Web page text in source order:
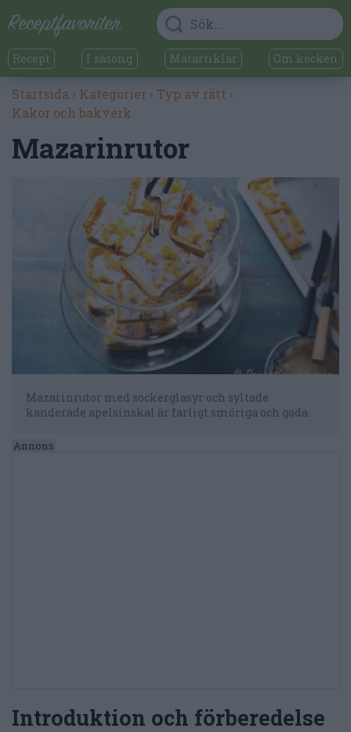
Recept I säsong Matartiklar Om kocken
Startsida › Kategorier › Typ av rätt ›
Kakor och bakverk
Mazarinrutor
Mazarinrutor med sockerglasyr och syltade
kanderade apelsinskal är farligt smöriga och goda.
Introduktion och förberedelse